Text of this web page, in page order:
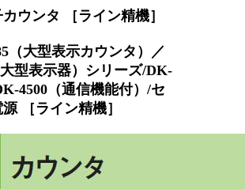
カウンタ ［ライン精機］
（大型表示カウンタ）／
型表示器）シリーズ/DK-
4500（通信機能付）/セ
［ライン精機］